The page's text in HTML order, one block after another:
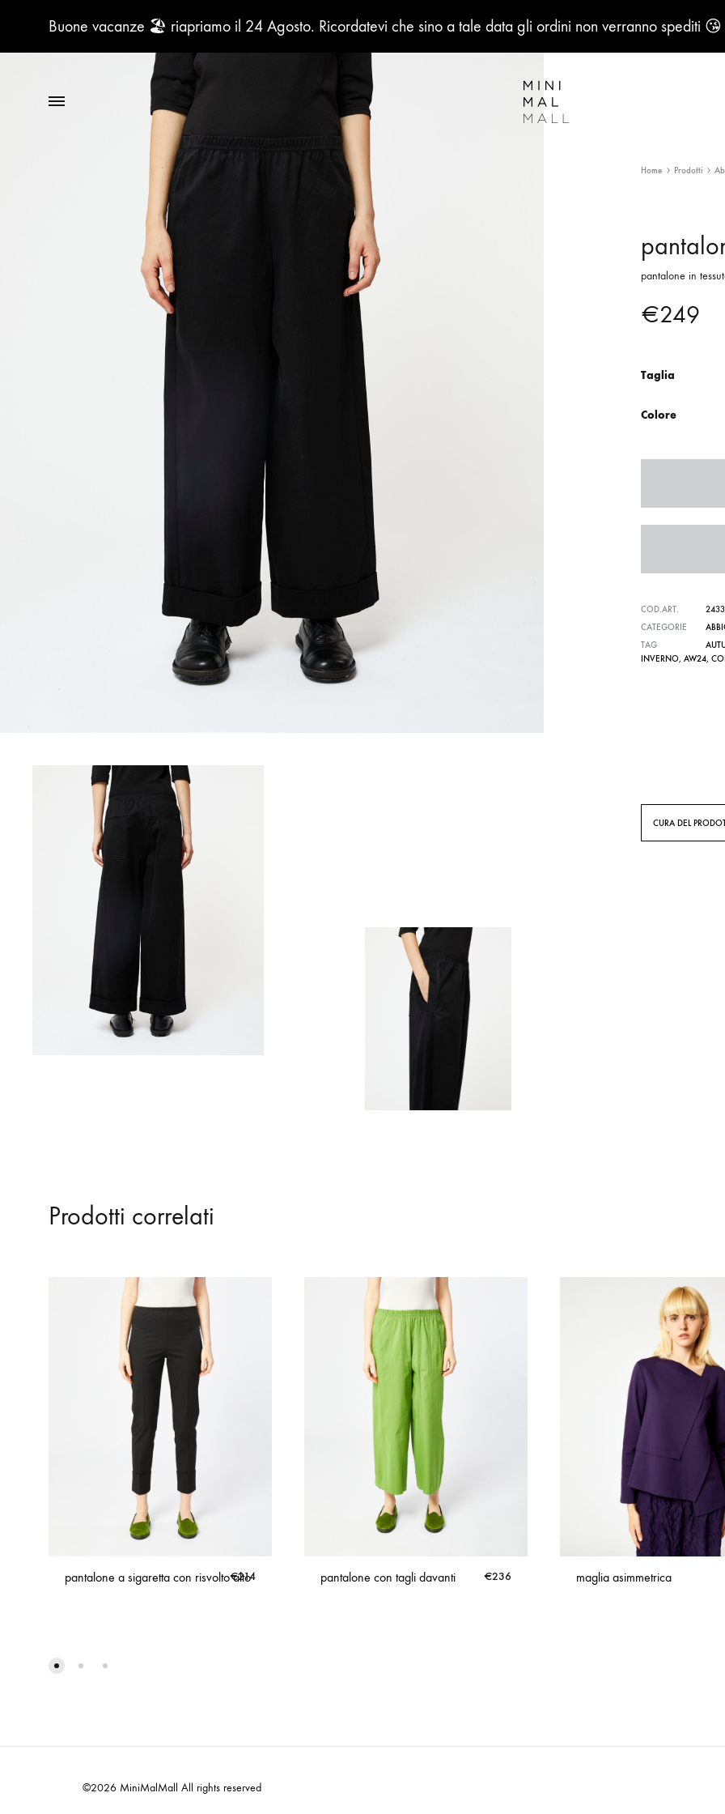
Buone vacanze 🏖️ riapriamo il 24 Agosto. Ricordatevi che sino a tale data gli ordini non verranno spediti 😘
Home Prodotti
pantalone in
€249
Taglia
Colore
COD.ART.
CATEGORIE
TAG
INVERNO, AW24,
CURA DEL
Prodotti correlati
pantalone a sigaretta con risvolto alto
€214 pantalone con tagli davanti €236 maglia asimmetrica
©2026 MiniMalMall All rights reserved